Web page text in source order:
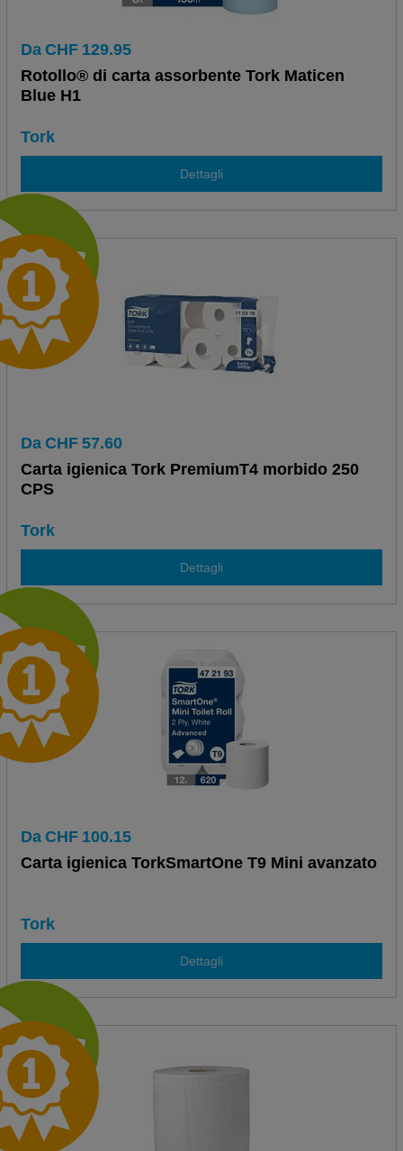
Da CHF 129.95
Rotollo® di carta assorbente Tork Maticen
Blue H1
Tork
Dettagli
Da CHF 57.60
Carta igienica Tork PremiumT4 morbido 250
CPS
Tork
Dettagli
Da CHF 100.15
Carta igienica TorkSmartOne T9 Mini avanzato
Tork
Dettagli